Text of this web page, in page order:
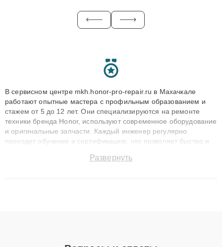
В сервисном центре mkh.honor-pro-repair.ru в Махачкале
работают опытные мастера с профильным образованием и
стажем от 5 до 12 лет. Они специализируются на ремонте
техники бренда Honor, используют современное оборудование
и оригинальные запчасти. Каждый инженер регулярно
проходит обучение и сертификацию, что позволяет быстро и
сохранением гарантии до 3 лет. Наши мастера решают
Развернуть